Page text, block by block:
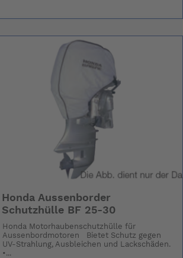
Honda Aussenborder
Schutzhülle BF 25-30
Honda Motorhaubenschutzhülle für
Aussenbordmotoren Bietet Schutz gegen
UV-Strahlung, Ausbleichen und Lackschäden.
•...